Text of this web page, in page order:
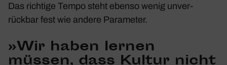
Das rich­tige Tempo steht ebenso wenig unver­
rückbar fest wie andere Para­meter.
»Wir haben lernen